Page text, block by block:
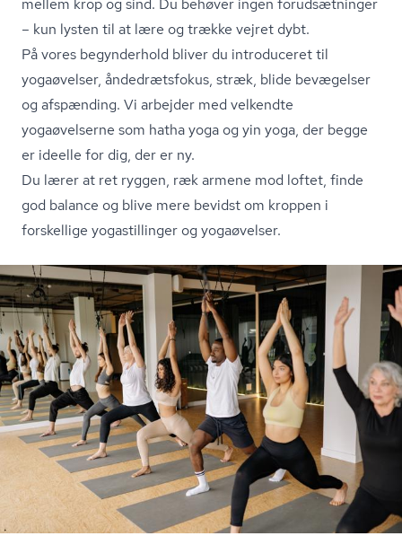
mellem krop og sind. Du behøver ingen forudsætninger
– kun lysten til at lære og trække vejret dybt.
På vores begynderhold bliver du introduceret til
yogaøvelser, åndedrætsfokus, stræk, blide bevægelser
og afspænding. Vi arbejder med velkendte
yogaøvelserne som hatha yoga og yin yoga, der begge
er ideelle for dig, der er ny.
Du lærer at ret ryggen, ræk armene mod loftet, finde
god balance og blive mere bevidst om kroppen i
forskellige yogastillinger og yogaøvelser.